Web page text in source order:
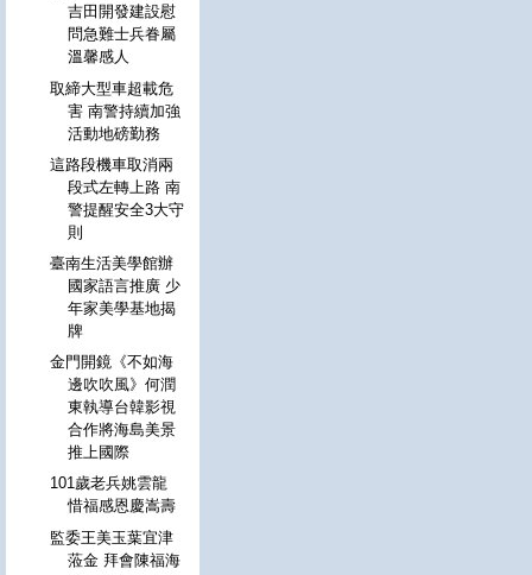
吉田開發建設慰
問急難士兵眷屬
溫馨感人
取締大型車超載危
害 南警持續加強
活動地磅勤務
這路段機車取消兩
段式左轉上路 南
警提醒安全3大守
則
臺南生活美學館辦
國家語言推廣 少
年家美學基地揭
牌
金門開鏡《不如海
邊吹吹風》何潤
東執導台韓影視
合作將海島美景
推上國際
101歲老兵姚雲龍
惜福感恩慶嵩壽
監委王美玉葉宜津
蒞金 拜會陳福海